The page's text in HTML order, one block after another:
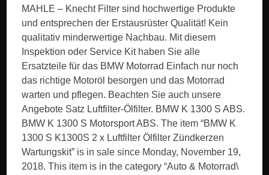
MAHLE – Knecht Filter sind hochwertige Produkte
und entsprechen der Erstausrüster Qualität! Kein
qualitativ minderwertige Nachbau. Mit diesem
Inspektion oder Service Kit haben Sie alle
Ersatzteile für das BMW Motorrad Einfach nur noch
das richtige Motoröl besorgen und das Motorrad
warten und pflegen. Beachten Sie auch unsere
Angebote Satz Luftfilter-Ölfilter. BMW K 1300 S ABS.
BMW K 1300 S Motorsport ABS. The item “BMW K
1300 S K1300S 2 x Luftfilter Ölfilter Zündkerzen
Wartungskit” is in sale since Monday, November 19,
2018. This item is in the category “Auto & Motorrad\